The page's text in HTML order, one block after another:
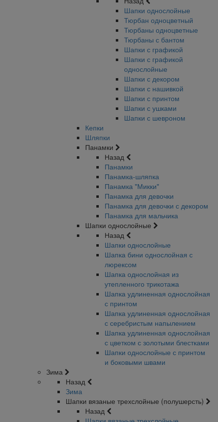
Шапки однослойные
Тюрбан одноцветный
Тюрбаны одноцветные
Тюрбаны с бантом
Шапки с графикой
Шапки с графикой
однослойные
Шапки с декором
Шапки с нашивкой
Шапки с принтом
Шапки с ушками
Шапки с шевроном
Кепки
Шляпки
Панамки
Назад
Панамки
Панамка-шляпка
Панамка "Микки"
Панамка для девочки
Панамка для девочки с декором
Панамка для мальчика
Шапки однослойные
Назад
Шапки однослойные
Шапка бини однослойная с
люрексом
Шапка однослойная из
утепленного трикотажа
Шапка удлиненная однослойная
с принтом
Шапка удлиненная однослойная
с серебристым напылением
Шапка удлиненная однослойная
с цветком с золотыми блестками
Шапки однослойные с принтом
и боковыми швами
Зима
Назад
Зима
Шапки вязаные трехслойные (полушерсть)
Назад